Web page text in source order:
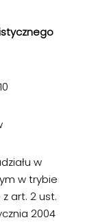
w
w trybie
art. 2 ust.
2004